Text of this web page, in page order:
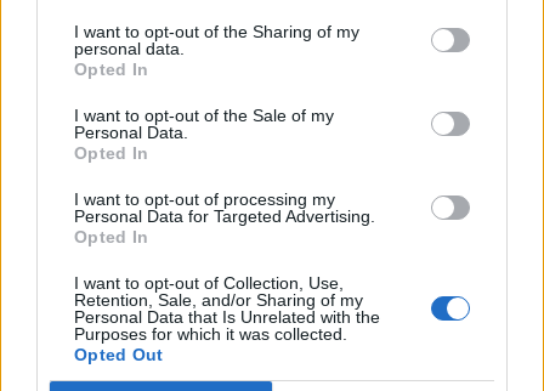
I want to opt-out of the Sharing of my
personal data.
Opted In
I want to opt-out of the Sale of my
Personal Data.
Opted In
I want to opt-out of processing my
Personal Data for Targeted Advertising.
Opted In
I want to opt-out of Collection, Use,
Retention, Sale, and/or Sharing of my
Personal Data that Is Unrelated with the
Purposes for which it was collected.
Opted Out